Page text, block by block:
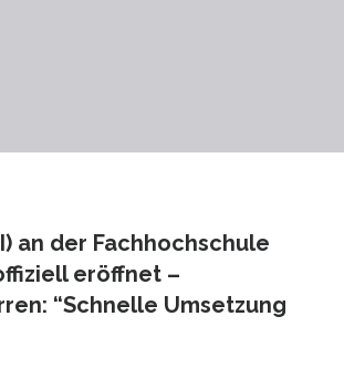
an der Fachhochschule
eröffnet –
“Schnelle Umsetzung